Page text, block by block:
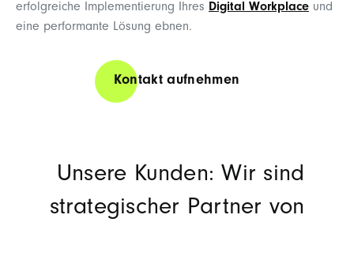
erfolgreiche Implementierung Ihres Digital Workplace und
eine performante Lösung ebnen.
Kontakt aufnehmen
Unsere Kunden: Wir sind
strategischer Partner von